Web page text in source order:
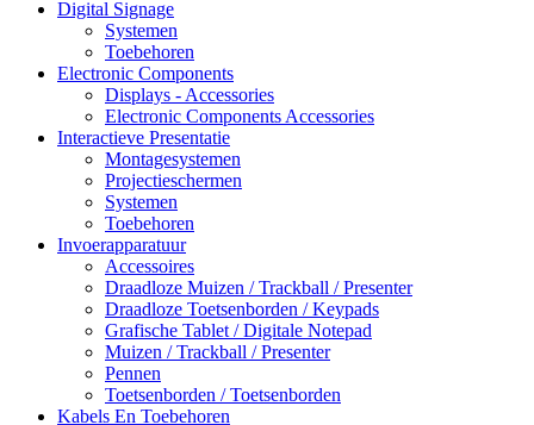
Digital Signage
Systemen
Toebehoren
Electronic Components
Displays - Accessories
Electronic Components Accessories
Interactieve Presentatie
Montagesystemen
Projectieschermen
Systemen
Toebehoren
Invoerapparatuur
Accessoires
Draadloze Muizen / Trackball / Presenter
Draadloze Toetsenborden / Keypads
Grafische Tablet / Digitale Notepad
Muizen / Trackball / Presenter
Pennen
Toetsenborden / Toetsenborden
Kabels En Toebehoren